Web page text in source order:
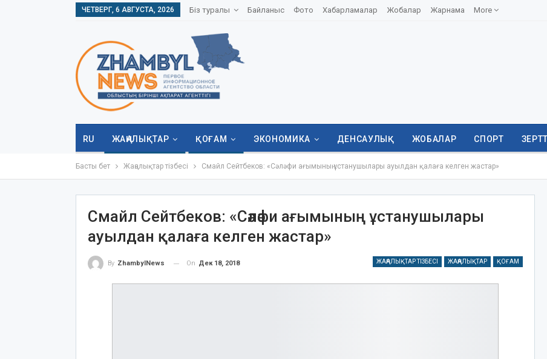
ЧЕТВЕРГ, 6 АВГУСТА, 2026 Біз туралы Байланыс Фото Хабарламалар Жобалар Жарнама More
RU ЖАҢАЛЫҚТАР ҚОҒАМ ЭКОНОМИКА ДЕНСАУЛЫҚ ЖОБАЛАР СПОРТ
Басты бет Жаңалықтар тізбесі Смайл Сейтбеков: «Сәләфи ағымының ұстанушылары ауылдан қалаға келген жастар»
Смайл Сейтбеков: «Сәләфи ағымының ұстанушылары
ауылдан қалаға келген жастар»
ЖАҢАЛЫҚТАР ТІЗБЕСІ ЖАҢАЛЫҚТАР ҚОҒАМ
By ZhambylNews On Дек 18, 2018